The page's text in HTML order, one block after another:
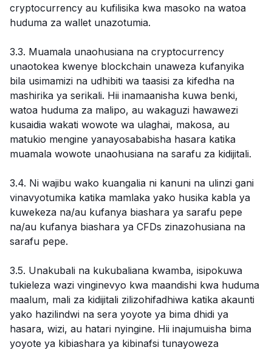
cryptocurrency au kufilisika kwa masoko na watoa
huduma za wallet unazotumia.
3.3. Muamala unaohusiana na cryptocurrency
unaotokea kwenye blockchain unaweza kufanyika
bila usimamizi na udhibiti wa taasisi za kifedha na
mashirika ya serikali. Hii inamaanisha kuwa benki,
watoa huduma za malipo, au wakaguzi hawawezi
kusaidia wakati wowote wa ulaghai, makosa, au
matukio mengine yanayosababisha hasara katika
muamala wowote unaohusiana na sarafu za kidijitali.
3.4. Ni wajibu wako kuangalia ni kanuni na ulinzi gani
vinavyotumika katika mamlaka yako husika kabla ya
kuwekeza na/au kufanya biashara ya sarafu pepe
na/au kufanya biashara ya CFDs zinazohusiana na
sarafu pepe.
3.5. Unakubali na kukubaliana kwamba, isipokuwa
tukieleza wazi vinginevyo kwa maandishi kwa huduma
maalum, mali za kidijitali zilizohifadhiwa katika akaunti
yako hazilindwi na sera yoyote ya bima dhidi ya
hasara, wizi, au hatari nyingine. Hii inajumuisha bima
yoyote ya kibiashara ya kibinafsi tunayoweza